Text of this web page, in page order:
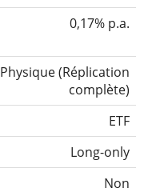
0,17% p.a.
Physique(Réplication
complète)
ETF
Long-only
Non